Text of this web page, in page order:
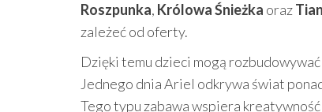
Roszpunka, Królowa Śnieżka oraz
zależeć od oferty.
Dzięki temu dzieci mogą
Jednego dnia Ariel odkrywa świat
Tego typu zabawa wspiera